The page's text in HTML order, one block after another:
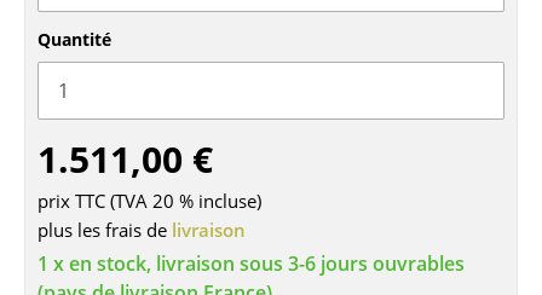
Chaises de conférence
Fauteuils de direction
Pièces détachées
... voir tous les sièges
Tables
Tables de repas
Quantité
1.511,00 €
prix TTC (TVA 20 % incluse)
plus les frais de livraison
1 x en stock, livraison sous 3-6 jours ouvrables